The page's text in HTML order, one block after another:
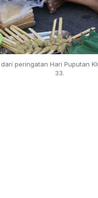
peringatan Hari Puputan
33.